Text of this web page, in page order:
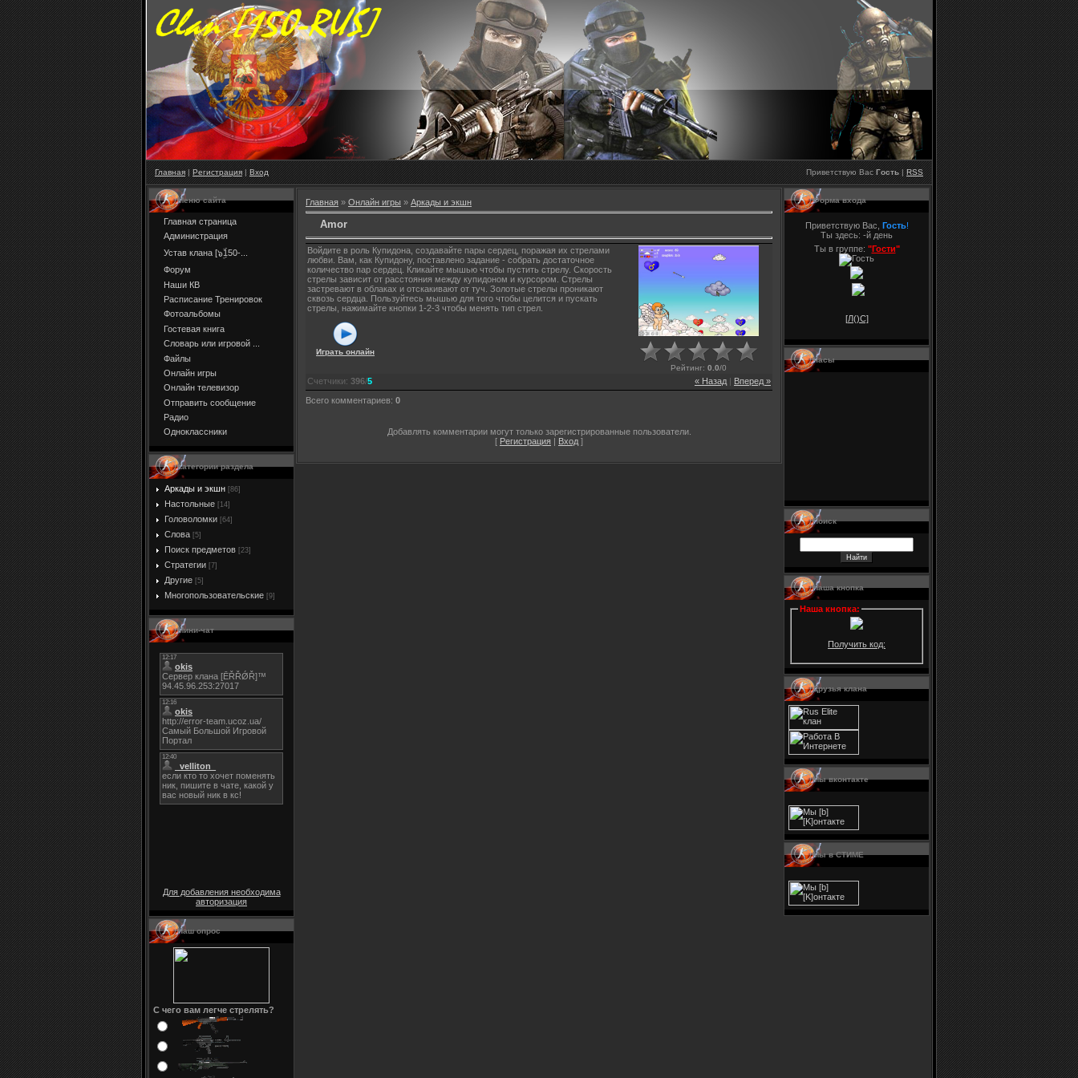
Главная| Регистрация| Вход Приветствую Вас Гость| RSS
Меню сайта
Главная страница
Администрация
Устав клана [๖ۣۜ150-...
Форум
Наши КВ
Расписание Тренировок
Фотоальбомы
Гостевая книга
Словарь или игровой ...
Файлы
Онлайн игры
Онлайн телевизор
Отправить сообщение
Радио
Одноклассники
Категории раздела
Аркады и экшн [86]
Настольные [14]
Головоломки [64]
Слова [5]
Поиск предметов [23]
Стратегии [7]
Другие [5]
Многопользовательские [9]
Мини-чат
Для добавления необходима
авторизация
Наш опрос
С чего вам легче стрелять?
Главная » Онлайн игры » Аркады и экшн
Amor
Войдите в роль Купидона, создавайте пары сердец, поражая их стрелами
любви. Вам, как Купидону, поставлено задание - собрать достаточное
количество пар сердец. Кликайте мышью чтобы пустить стрелу. Скорость
стрелы зависит от расстояния между купидоном и курсором. Стрелы
застревают в облаках и отскакивают от туч. Золотые стрелы проникают
сквозь сердца. Пользуйтесь мышью для того чтобы целится и пускать
стрелы, нажимайте кнопки 1-2-3 чтобы менять тип стрел.
Играть онлайн
Рейтинг: 0.0/0
« Назад Вперед »
Счетчики: 396/5
Всего комментариев: 0
Добавлять комментарии могут только зарегистрированные пользователи.
[ Регистрация Вход ]
Форма входа
Приветствую Вас, Гость!
Ты здесь: -й день
Ты в группе: "Гости"
[Л()С]
Часы
Поиск
Наша кнопка
Наша кнопка:
Получить код:
Друзья клана
Мы вконтакте
Мы в СТИМЕ